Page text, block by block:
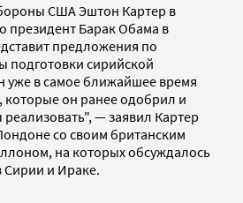
США Эштон Картер в
президент Барак Обама в
предложения по
сирийской
в самое ближайшее время
которые он ранее одобрил и
— заявил Картер
со своим британским
на которых обсуждалось
и Ираке.